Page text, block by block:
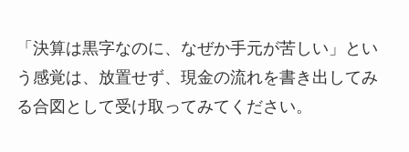
「決算は黒字なのに、なぜか手元が苦しい」とい
う感覚は、放置せず、現金の流れを書き出してみ
る合図として受け取ってみてください。